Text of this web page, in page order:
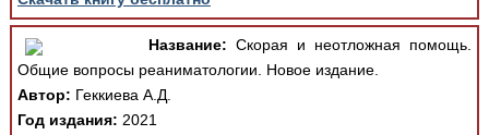
Название: Скорая и неотложная помощь.
Общие вопросы реаниматологии. Новое издание.
Автор: Геккиева А.Д.
Год издания: 2021